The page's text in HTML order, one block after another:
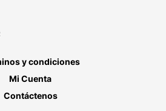
y condiciones
Mi Cuenta
Contáctenos